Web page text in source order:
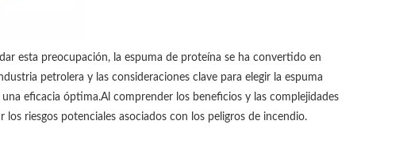
esta preocupación, la espuma de proteína se ha convertido en
petrolera y las consideraciones clave para elegir la espuma
eficacia óptima.Al comprender los beneficios y las complejidades
riesgos potenciales asociados con los peligros de incendio.